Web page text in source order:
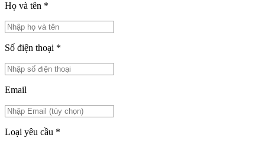
Họ và tên *
Số điện thoại *
Email
Loại yêu cầu *